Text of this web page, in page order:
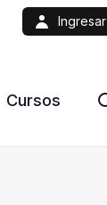
Ingresar
Cursos